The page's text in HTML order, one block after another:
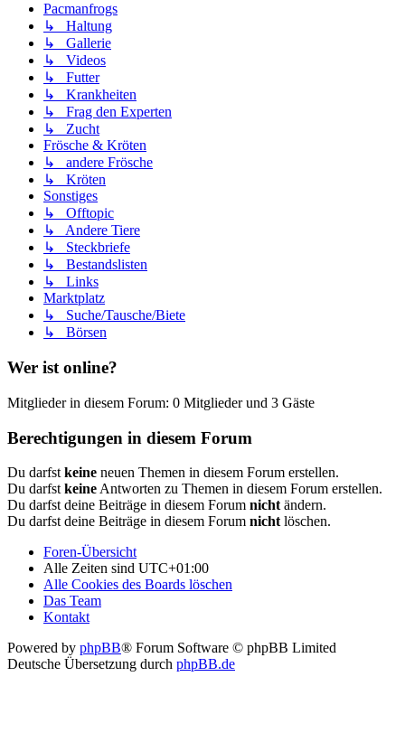
Pacmanfrogs
↳ Haltung
↳ Gallerie
↳ Videos
↳ Futter
↳ Krankheiten
↳ Frag den Experten
↳ Zucht
Frösche & Kröten
↳ andere Frösche
↳ Kröten
Sonstiges
↳ Offtopic
↳ Andere Tiere
↳ Steckbriefe
↳ Bestandslisten
↳ Links
Marktplatz
↳ Suche/Tausche/Biete
↳ Börsen
Wer ist online?
Mitglieder in diesem Forum: 0 Mitglieder und 3 Gäste
Berechtigungen in diesem Forum
Du darfst keine neuen Themen in diesem Forum erstellen.
Du darfst keine Antworten zu Themen in diesem Forum erstellen.
Du darfst deine Beiträge in diesem Forum nicht ändern.
Du darfst deine Beiträge in diesem Forum nicht löschen.
Foren-Übersicht
Alle Zeiten sind UTC+01:00
Alle Cookies des Boards löschen
Das Team
Kontakt
Powered by phpBB® Forum Software © phpBB Limited
Deutsche Übersetzung durch phpBB.de